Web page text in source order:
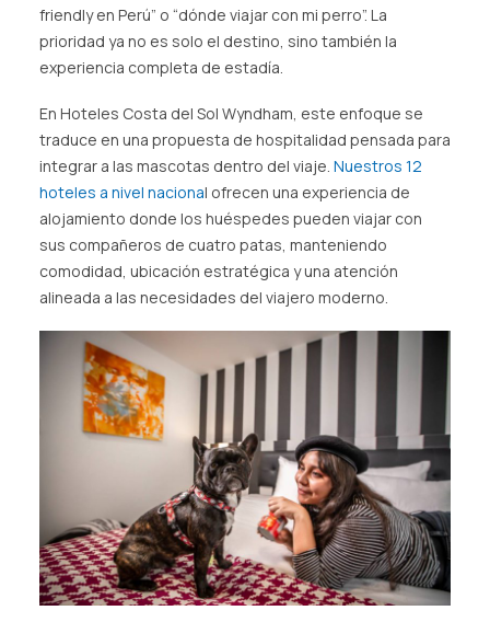
friendly en Perú” o “dónde viajar con mi perro”. La
prioridad ya no es solo el destino, sino también la
experiencia completa de estadía.
En Hoteles Costa del Sol Wyndham, este enfoque se
traduce en una propuesta de hospitalidad pensada para
integrar a las mascotas dentro del viaje. Nuestros 12
hoteles a nivel nacional ofrecen una experiencia de
alojamiento donde los huéspedes pueden viajar con
sus compañeros de cuatro patas, manteniendo
comodidad, ubicación estratégica y una atención
alineada a las necesidades del viajero moderno.